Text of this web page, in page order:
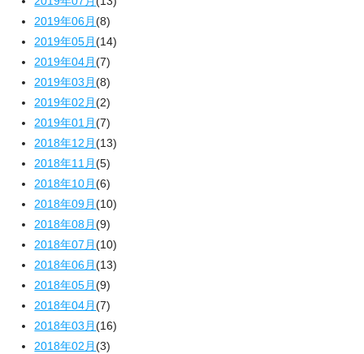
2019年06月(8)
2019年05月(14)
2019年04月(7)
2019年03月(8)
2019年02月(2)
2019年01月(7)
2018年12月(13)
2018年11月(5)
2018年10月(6)
2018年09月(10)
2018年08月(9)
2018年07月(10)
2018年06月(13)
2018年05月(9)
2018年04月(7)
2018年03月(16)
2018年02月(3)